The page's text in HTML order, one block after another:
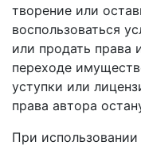
творение или
воспользоваться
или продать
переходе
уступки или
права автора
При